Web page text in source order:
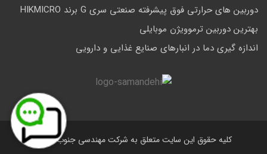
دوربین های حرارتی فوق پیشرفته صنعتی سری G برند HIKMICRO
بهترین دوربین ترموویژن موبایلی
اندازه گیری دما در انبارهای صنایع غذایی و دارویی
کلیه حقوق این سایت متعلق به شرکت مهندسی جنوب است.